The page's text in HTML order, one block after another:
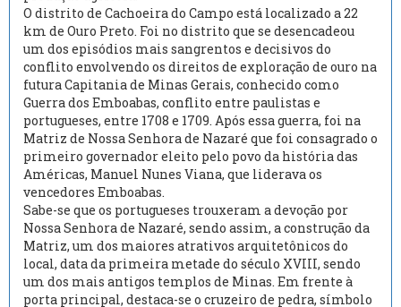
O distrito de Cachoeira do Campo está localizado a 22
km de Ouro Preto. Foi no distrito que se desencadeou
um dos episódios mais sangrentos e decisivos do
conflito envolvendo os direitos de exploração de ouro na
futura Capitania de Minas Gerais, conhecido como
Guerra dos Emboabas, conflito entre paulistas e
portugueses, entre 1708 e 1709. Após essa guerra, foi na
Matriz de Nossa Senhora de Nazaré que foi consagrado o
primeiro governador eleito pelo povo da história das
Américas, Manuel Nunes Viana, que liderava os
vencedores Emboabas.
Sabe-se que os portugueses trouxeram a devoção por
Nossa Senhora de Nazaré, sendo assim, a construção da
Matriz, um dos maiores atrativos arquitetônicos do
local, data da primeira metade do século XVIII, sendo
um dos mais antigos templos de Minas. Em frente à
porta principal, destaca-se o cruzeiro de pedra, símbolo